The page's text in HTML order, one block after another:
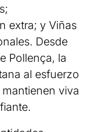
extra; y Viñas
Desde
Pollença, la
al esfuerzo
viva